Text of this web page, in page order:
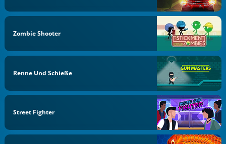
Zombie Shooter
Renne Und Schieße
Street Fighter